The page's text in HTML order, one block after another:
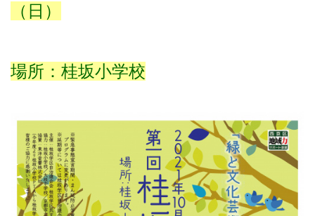
（日）
場所：桂坂小学校